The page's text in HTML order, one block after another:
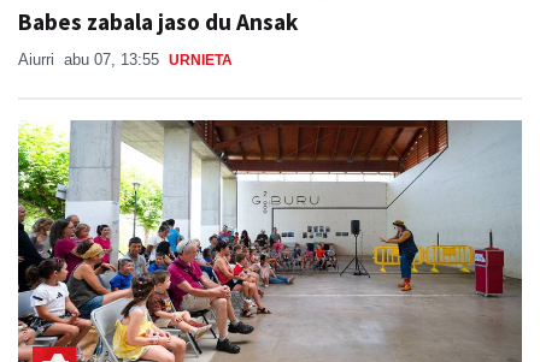
Babes zabala jaso du Ansak
Aiurri abu 07, 13:55 URNIETA